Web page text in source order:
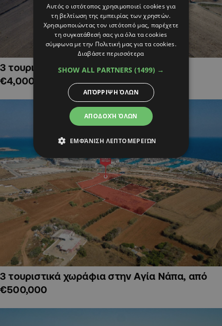
3 τουριστικά χωράφια στην Αλαμινό,
€4,000,000
3 τουριστικά χωράφια στην Αγία Νάπα, από
€500,000
Αυτός ο ιστότοπος χρησιμοποιεί cookies για
τη βελτίωση της εμπειρίας των χρηστών.
Χρησιμοποιώντας τον ιστότοπό μας, παρέχετε
τη συγκατάθεσή σας για όλα τα cookies
σύμφωνα με την Πολιτική μας για τα cookies.
Διαβάστε περισσότερα
SHOW ALL PARTNERS (1499) →
ΑΠΟΔΟΧΉ ΌΛΩΝ
ΑΠΌΡΡΙΨΗ ΌΛΩΝ
ΕΜΦΆΝΙΣΗ ΛΕΠΤΟΜΕΡΕΙΏΝ